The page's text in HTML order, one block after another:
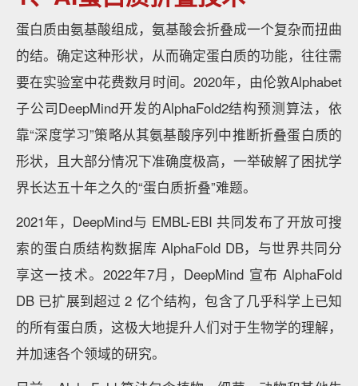
蛋白质由氨基酸组成，氨基酸会折叠成一个复杂而扭曲
的结。确定这种形状，从而确定蛋白质的功能，往往需
要在实验室中花费数月时间。2020年，由伦敦Alphabet
子公司DeepMind开发的AlphaFold2结构预测算法，依
靠“深度学习”策略从其氨基酸序列中推断折叠蛋白质的
形状，且大部分情况下准确度极高，一举破解了困扰学
界长达五十年之久的“蛋白质折叠”难题。
2021年，DeepMind与 EMBL-EBI 共同发布了开放可搜
索的蛋白质结构数据库 AlphaFold DB，与世界共同分
享这一技术。2022年7月，DeepMind 宣布 AlphaFold
DB 已扩展到超过 2 亿个结构，包含了几乎科学上已知
的所有蛋白质，这极大地提升人们对于生物学的理解，
并加速各个领域的研究。